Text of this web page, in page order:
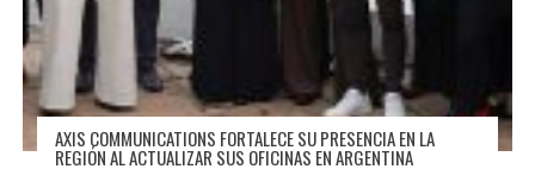
AXIS COMMUNICATIONS FORTALECE SU PRESENCIA EN LA
REGIÓN AL ACTUALIZAR SUS OFICINAS EN ARGENTINA